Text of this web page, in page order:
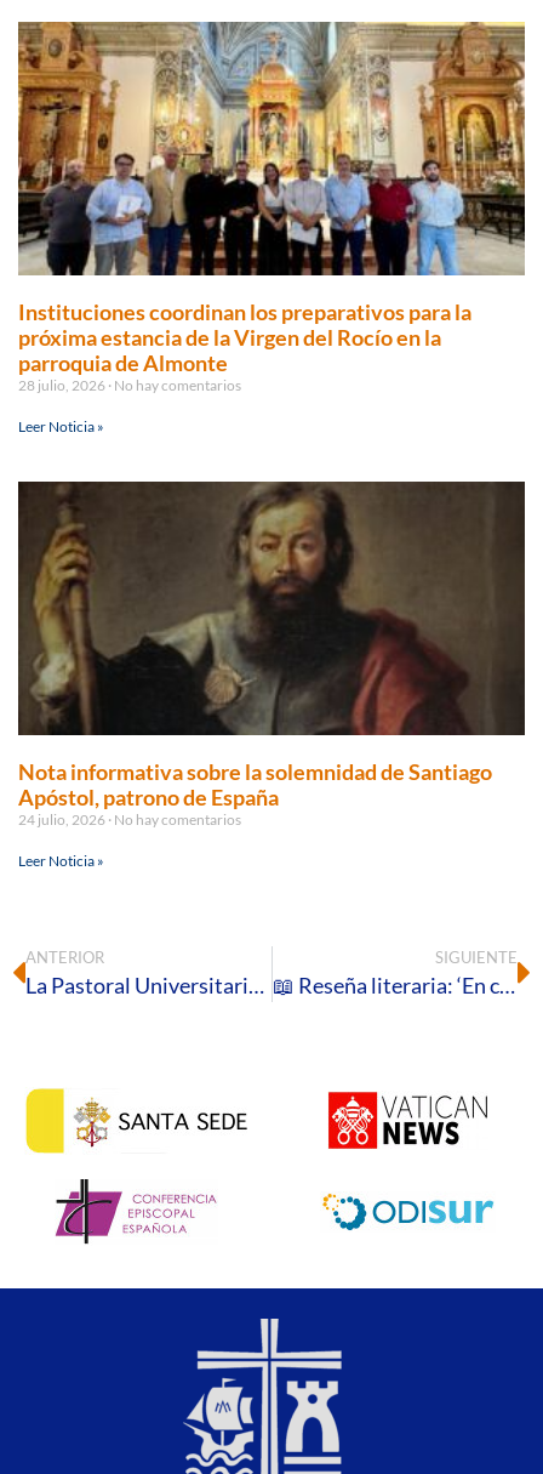
Instituciones coordinan los preparativos para la
próxima estancia de la Virgen del Rocío en la
parroquia de Almonte
28 julio, 2026 No hay comentarios
Leer Noticia »
Nota informativa sobre la solemnidad de Santiago
Apóstol, patrono de España
24 julio, 2026 No hay comentarios
Leer Noticia »
ANTERIOR
La Pastoral Universitaria de Huelva participa en UDISUR 2025
SIGUIENTE
📖 Reseña literaria: ‘En casa con Dios. Guía para los Ejercicios Espirituales en la vida ordinaria′, de Hedwig Lewis, SJ